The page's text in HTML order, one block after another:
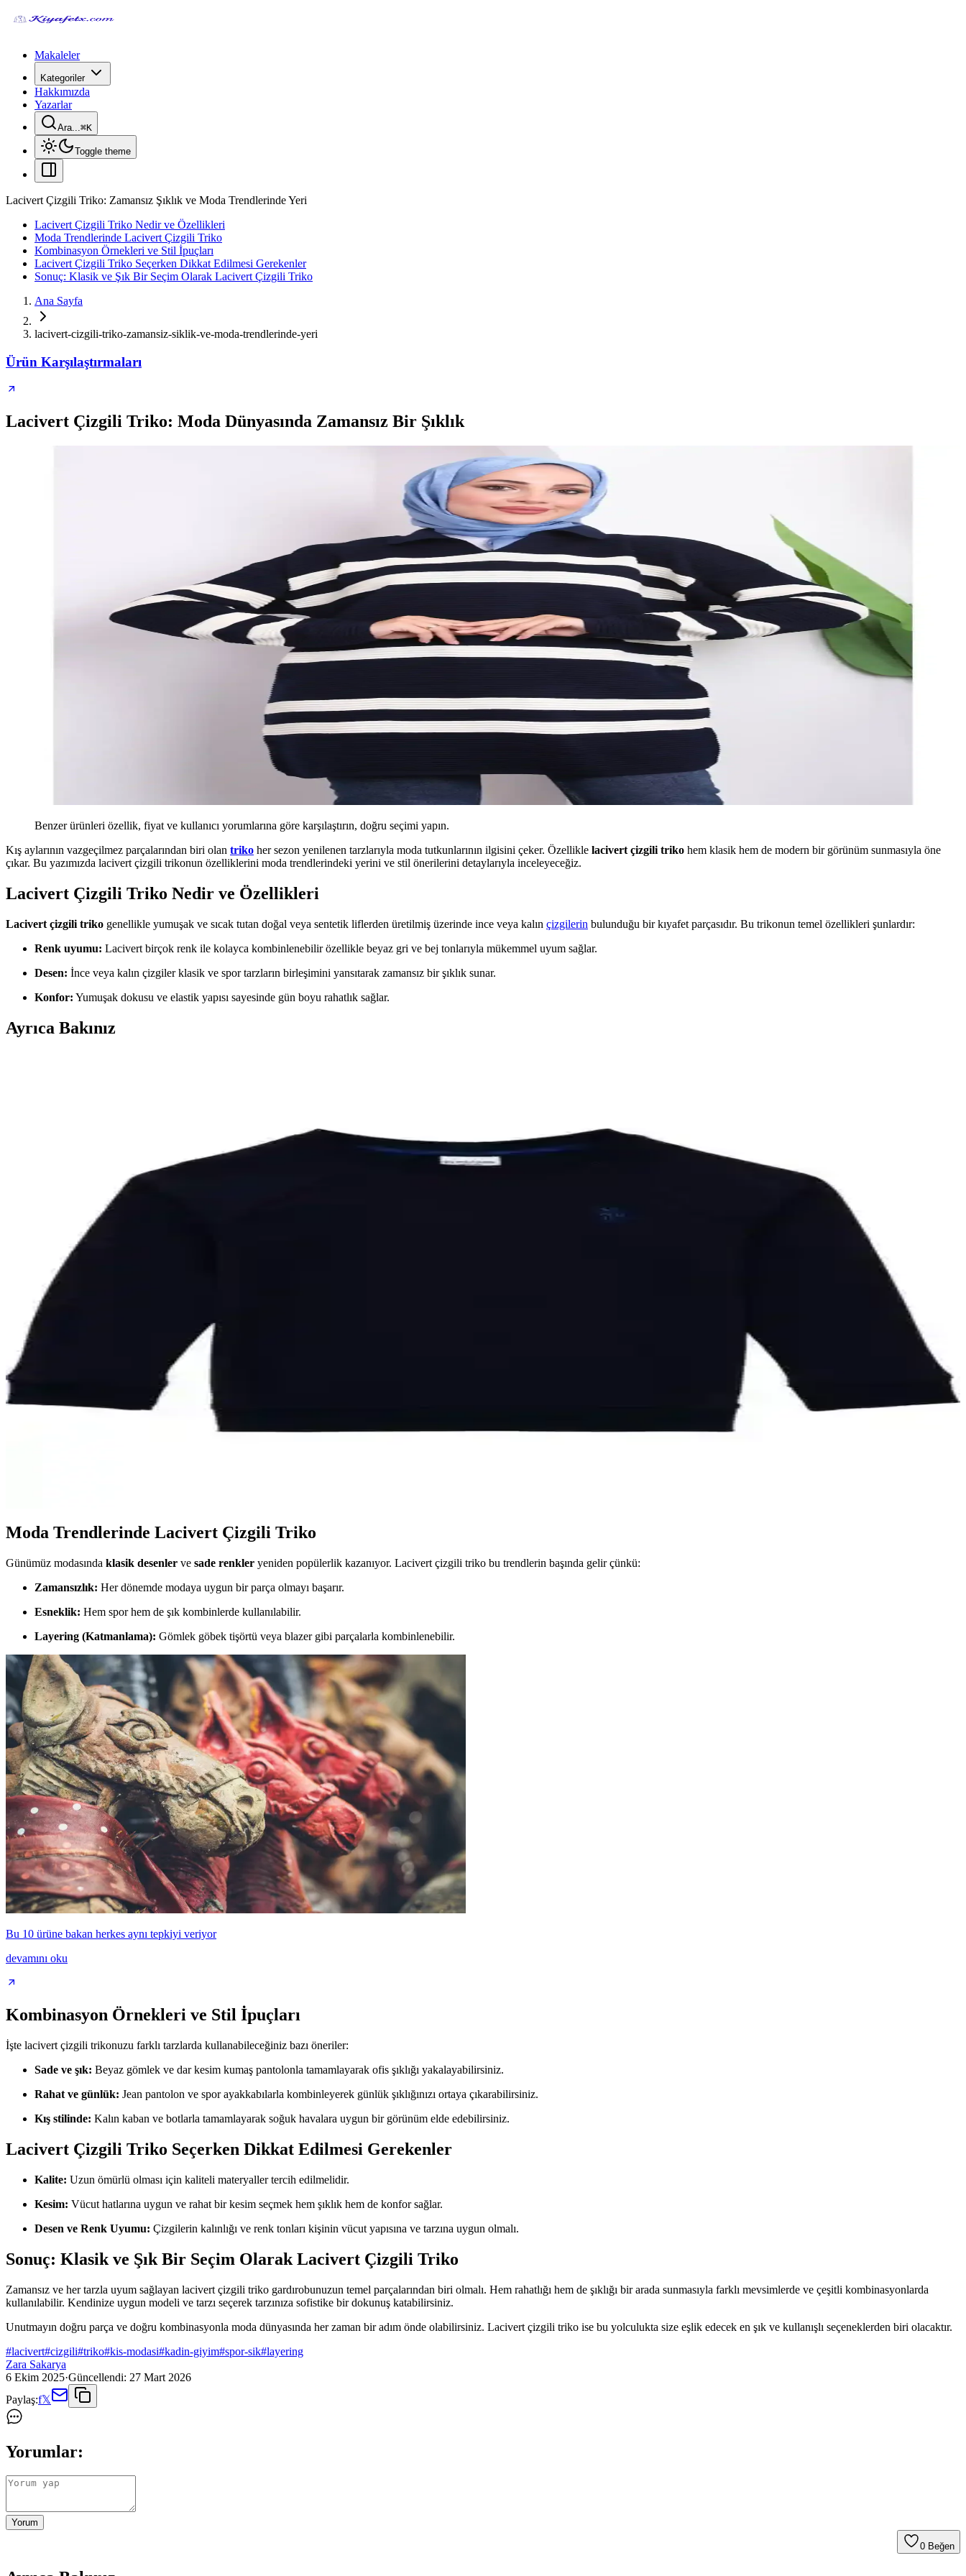
Makaleler
Kategoriler
Hakkımızda
Yazarlar
Ara...⌘K
Toggle theme
Lacivert Çizgili Triko: Zamansız Şıklık ve Moda Trendlerinde Yeri
Lacivert Çizgili Triko Nedir ve Özellikleri
Moda Trendlerinde Lacivert Çizgili Triko
Kombinasyon Örnekleri ve Stil İpuçları
Lacivert Çizgili Triko Seçerken Dikkat Edilmesi Gerekenler
Sonuç: Klasik ve Şık Bir Seçim Olarak Lacivert Çizgili Triko
Ana Sayfa
lacivert-cizgili-triko-zamansiz-siklik-ve-moda-trendlerinde-yeri
Ürün Karşılaştırmaları
Lacivert Çizgili Triko: Moda Dünyasında Zamansız Bir Şıklık
Benzer ürünleri özellik, fiyat ve kullanıcı yorumlarına göre karşılaştırın, doğru seçimi yapın.
Kış aylarının vazgeçilmez parçalarından biri olan triko her sezon yenilenen tarzlarıyla moda tutkunlarının ilgisini çeker. Özellikle lacivert çizgili triko hem klasik hem de modern bir görünüm sunmasıyla öne
çıkar. Bu yazımızda lacivert çizgili trikonun özelliklerini moda trendlerindeki yerini ve stil önerilerini detaylarıyla inceleyeceğiz.
Lacivert Çizgili Triko Nedir ve Özellikleri
Lacivert çizgili triko genellikle yumuşak ve sıcak tutan doğal veya sentetik liflerden üretilmiş üzerinde ince veya kalın çizgilerin bulunduğu bir kıyafet parçasıdır. Bu trikonun temel özellikleri şunlardır:
Renk uyumu: Lacivert birçok renk ile kolayca kombinlenebilir özellikle beyaz gri ve bej tonlarıyla mükemmel uyum sağlar.
Desen: İnce veya kalın çizgiler klasik ve spor tarzların birleşimini yansıtarak zamansız bir şıklık sunar.
Konfor: Yumuşak dokusu ve elastik yapısı sayesinde gün boyu rahatlık sağlar.
Ayrıca Bakınız
U.S. Polo Assn. Kadın Lacivert Gömlek: Şıklık ve Fonksiyonellik Bir Arada
U.S. Polo Assn. kadın lacivert gömlek, modern tasarımı ve dayanıklı kumaşıyla günlük kullanım için ideal, şık ve rahat bir seçenektir.
Kadın Lacivert Modal Kumaş Yandan Bağlama Detaylı Yırtmaçlı Elbise TrendyFashion
TrendyFashion'ın lacivert modal kumaş elbisesi, yandan bağlama ve yırtmaç detaylarıyla günlük ve şık kombinler için ideal, rahat ve dayanıklı tasarımıyla öne çıkıyor.
LOCCO Kadın Yaka Büzgülü Bel Bağlamalı Lacivert Tunik Günlük ve Casual Kullanım İçin
LOCCO'nun lacivert, yaka detaylı ve bel bağlamalı tunik, rahat kesimi ve şık tasarımıyla günlük ve casual tarzlara uygun, yüksek kaliteli pamuk ve likra karışımı kumaşıyla konfor sağlar.
Koza İç Giyim Erkek Ekose Pamuklu Lacivert Pijama Takımı 2'li Konfor ve Şıklık Sunar
Koza İç Giyim'in ekose desenli ve lacivert renkli erkek pijama takımı, yüksek kaliteli pamuklu kumaşıyla konfor ve şıklığı bir arada sağlar, nefes alabilir ve dayanıklıdır.
Başel Stores Lacivert Boyunluk: Şık ve Konforlu Tesettür Aksesuarı
Başel Stores lacivert boyunluk, doğal pamuktan üretilmiş, nefes alan ve esnek yapısıyla günlük kullanımda konfor sağlar, şıklık ve pratikliği bir arada sunar.
U.S. Polo Assn. Erkek Lacivert Mont: Modern ve Şık Günlük Dış Giyim Seçeneği
U.S. Polo Assn. erkek lacivert mont, modern tasarımı ve dayanıklı polyester kumaşıyla günlük kullanım için ideal, rahat ve şık bir dış giyim seçeneği sunar.
Moda Trendlerinde Lacivert Çizgili Triko
Günümüz modasında klasik desenler ve sade renkler yeniden popülerlik kazanıyor. Lacivert çizgili triko bu trendlerin başında gelir çünkü:
Zamansızlık: Her dönemde modaya uygun bir parça olmayı başarır.
Esneklik: Hem spor hem de şık kombinlerde kullanılabilir.
Layering (Katmanlama): Gömlek göbek tişörtü veya blazer gibi parçalarla kombinlenebilir.
Bu 10 ürüne bakan herkes aynı tepkiyi veriyor
devamını oku
Kombinasyon Örnekleri ve Stil İpuçları
İşte lacivert çizgili trikonuzu farklı tarzlarda kullanabileceğiniz bazı öneriler:
Sade ve şık: Beyaz gömlek ve dar kesim kumaş pantolonla tamamlayarak ofis şıklığı yakalayabilirsiniz.
Rahat ve günlük: Jean pantolon ve spor ayakkabılarla kombinleyerek günlük şıklığınızı ortaya çıkarabilirsiniz.
Kış stilinde: Kalın kaban ve botlarla tamamlayarak soğuk havalara uygun bir görünüm elde edebilirsiniz.
Lacivert Çizgili Triko Seçerken Dikkat Edilmesi Gerekenler
Kalite: Uzun ömürlü olması için kaliteli materyaller tercih edilmelidir.
Kesim: Vücut hatlarına uygun ve rahat bir kesim seçmek hem şıklık hem de konfor sağlar.
Desen ve Renk Uyumu: Çizgilerin kalınlığı ve renk tonları kişinin vücut yapısına ve tarzına uygun olmalı.
Sonuç: Klasik ve Şık Bir Seçim Olarak Lacivert Çizgili Triko
Zamansız ve her tarzla uyum sağlayan lacivert çizgili triko gardırobunuzun temel parçalarından biri olmalı. Hem rahatlığı hem de şıklığı bir arada sunmasıyla farklı mevsimlerde ve çeşitli kombinasyonlarda
kullanılabilir. Kendinize uygun modeli ve tarzı seçerek tarzınıza sofistike bir dokunuş katabilirsiniz.
Unutmayın doğru parça ve doğru kombinasyonla moda dünyasında her zaman bir adım önde olabilirsiniz. Lacivert çizgili triko ise bu yolculukta size eşlik edecek en şık ve kullanışlı seçeneklerden biri olacaktır.
#lacivert#cizgili#triko#kis-modasi#kadin-giyim#spor-sik#layering
Zara Sakarya
6 Ekim 2025·Güncellendi: 27 Mart 2026
Paylaş:f𝕏
Yorumlar:
Yorum
0 Beğen